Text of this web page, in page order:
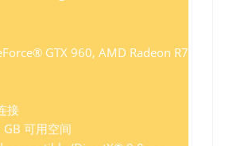
GTX 960, AMD Radeon R7
接
可用空间